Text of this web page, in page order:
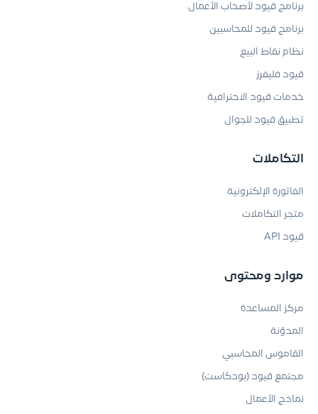
برنامج قيود لأصحاب الأعمال
برنامج قيود للمحاسبين
نظام نقاط البيع
قيود فليفرز
خدمات قيود الاحترافية
تطبيق قيود للجوال
التكاملات
الفاتورة الإلكترونية
متجر التكاملات
قيود API
موارد ومحتوى
مركز المساعدة
المدوّنة
القاموس المحاسبي
مجتمع قيود (بودكاست)
نماذج الأعمال